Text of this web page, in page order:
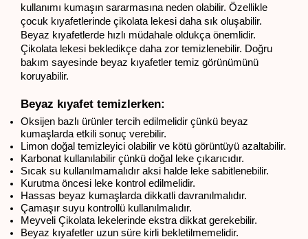
kullanımı kumaşın sararmasına neden olabilir. Özellikle
çocuk kıyafetlerinde çikolata lekesi daha sık oluşabilir.
Beyaz kıyafetlerde hızlı müdahale oldukça önemlidir.
Çikolata lekesi bekledikçe daha zor temizlenebilir. Doğru
bakım sayesinde beyaz kıyafetler temiz görünümünü
koruyabilir.
Beyaz kıyafet temizlerken:
Oksijen bazlı ürünler tercih edilmelidir çünkü beyaz
kumaşlarda etkili sonuç verebilir.
Limon doğal temizleyici olabilir ve kötü görüntüyü azaltabilir.
Karbonat kullanılabilir çünkü doğal leke çıkarıcıdır.
Sıcak su kullanılmamalıdır aksi halde leke sabitlenebilir.
Kurutma öncesi leke kontrol edilmelidir.
Hassas beyaz kumaşlarda dikkatli davranılmalıdır.
Çamaşır suyu kontrollü kullanılmalıdır.
Meyveli Çikolata lekelerinde ekstra dikkat gerekebilir.
Beyaz kıyafetler uzun süre kirli bekletilmemelidir.